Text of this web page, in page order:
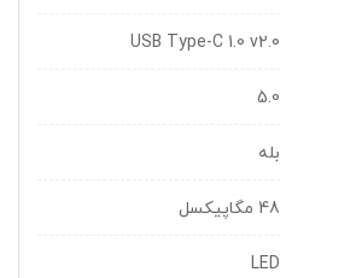
USB Type-C 1.0 v2.0
5.0
بله
48 مگاپیکسل
LED